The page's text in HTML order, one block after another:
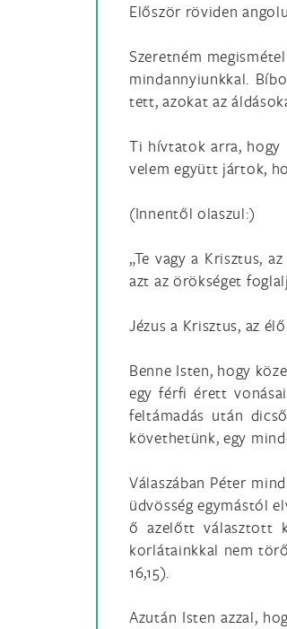
Először röviden
Szeretném
mindannyiunkkal.
tett, azokat az
Ti hívtatok arra, hogy
velem együtt jártok,
(Innentől olaszul:)
„Te vagy a Krisztus,
azt az örökséget
Jézus a Krisztus, az
Benne Isten, hogy
egy férfi érett
feltámadás után
követhetünk, egy
Válaszában Péter
üdvösség egymástól
ő azelőtt választott
korlátainkkal nem
16,15).
Azután Isten azzal,